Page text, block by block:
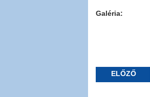
Galéria:
ELŐZŐ